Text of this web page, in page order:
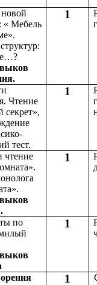
« Мебель
1
Чтение
секрет»,
тест.
1
чтение
1
по
1
1